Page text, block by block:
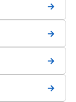
→
→
→
→